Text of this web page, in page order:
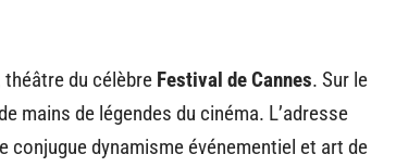
du célèbre Festival de Cannes. Sur le
mains de légendes du cinéma. L’adresse
conjugue dynamisme événementiel et art de